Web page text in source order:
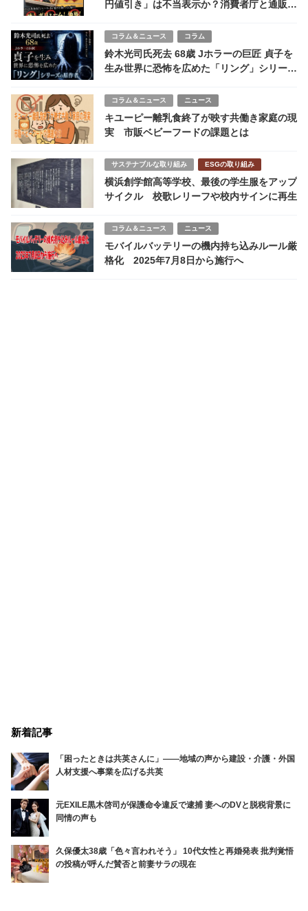
円値引き」は不当表示か？消費者庁と通販王
コラム＆ニュース コラム
鈴木光司氏死去 68歳 Jホラーの巨匠 貞子を
生み世界に恐怖を広めた「リング」シリーズ
コラム＆ニュース ニュース
キユーピー離乳食終了が映す共働き家庭の現
実 市販ベビーフードの課題とは
サステナブルな取り組み ESGの取り組み
横浜創学館高等学校、最後の学生服をアップ
サイクル 校歌レリーフや校内サインに再生
コラム＆ニュース ニュース
モバイルバッテリーの機内持ち込みルール厳
格化 2025年7月8日から施行へ
新着記事
「困ったときは共英さんに」――地域の声から建設・介護・外国
人材支援へ事業を広げる共英
元EXILE黒木啓司が保護命令違反で逮捕 妻へのDVと脱税背景に
同情の声も
久保優太38歳「色々言われそう」 10代女性と再婚発表 批判覚悟
の投稿が呼んだ賛否と前妻サラの現在